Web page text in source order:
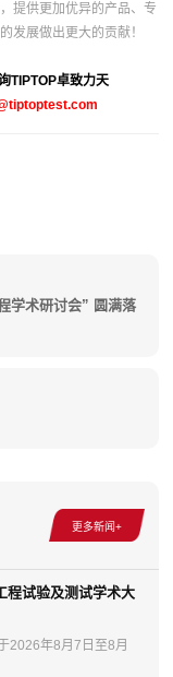
提供更加优异的产品、专
发展做出更大的贡献！
TIPTOP卓致力天
学术研讨会” 圆满落
程试验及测试学术大
2026年8月7日至8月